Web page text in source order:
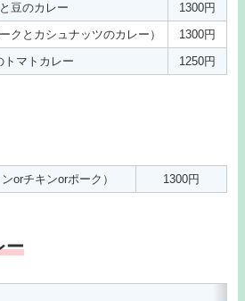
豆のカレー
1300円
クとカシュナッツのカレー）
1300円
トマトカレー
1250円
orチキンorポーク） 1300円
ー